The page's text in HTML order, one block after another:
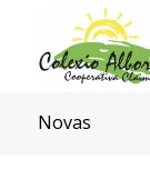
Novas